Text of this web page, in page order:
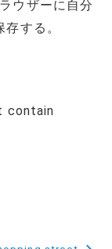
ウザーに自分
する。
contain